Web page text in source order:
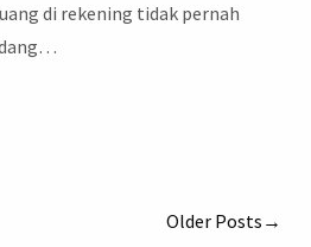
di rekening tidak pernah
Older Posts→